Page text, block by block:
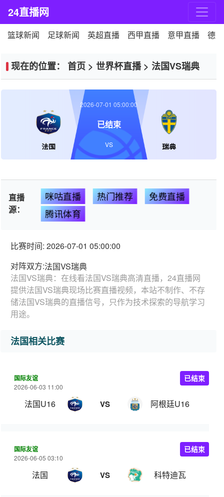
24直播网
篮球新闻 足球新闻 英超直播 西甲直播 意甲直播 德
现在的位置： 首页 > 世界杯直播> 法国VS瑞典
法国 瑞典
2026-07-01 05:00:00
已结束
VS
直播
源：
咪咕直播 热门推荐
免费直播
腾讯体育
比赛时间: 2026-07-01 05:00:00
对阵双方:法国VS瑞典
法国VS瑞典：在线看法国VS瑞典高清直播，24直播网
提供法国VS瑞典现场比赛直播视频，本站不制作、不存
储法国VS瑞典的直播信号，只作为技术探索的导航学习
用途。
法国相关比赛
国际友谊
2026-06-03 11:00
法国U16 VS 阿根廷U16
已结束
国际友谊
2026-06-05 03:10
法国 VS 科特迪瓦
已结束